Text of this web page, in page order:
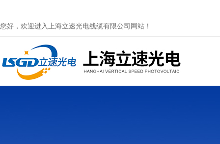
您好，欢迎进入上海立速光电线缆有限公司网站！